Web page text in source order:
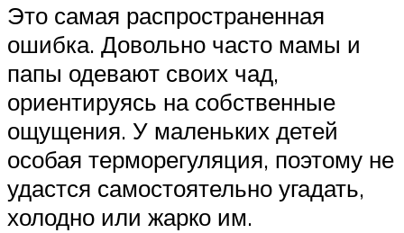
Это самая распространенная
ошибка. Довольно часто мамы и
папы одевают своих чад,
ориентируясь на собственные
ощущения. У маленьких детей
особая терморегуляция, поэтому не
удастся самостоятельно угадать,
холодно или жарко им.